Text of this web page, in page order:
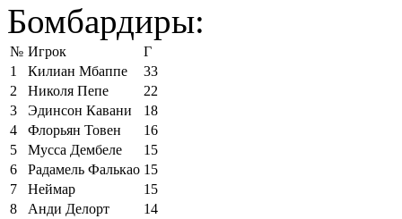
Бомбардиры:
№ Игрок
Г
1
Килиан Мбаппе
33
2
Николя Пепе
22
3
Эдинсон Кавани
18
4
Флорьян Товен
16
5
Мусса Дембеле
15
6
Радамель Фалькао 15
7
Неймар
15
8
Анди Делорт
14